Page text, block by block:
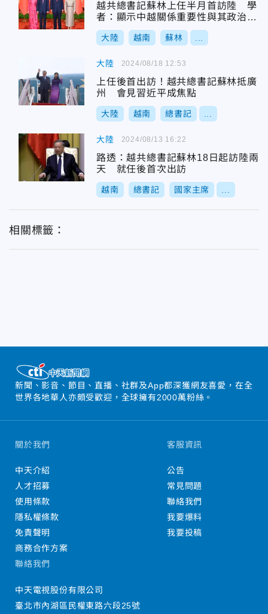
越共總書記蘇林上任半月首訪陸 學
者：顯示中越關係重要性與其政治掌
控力
大陸 越南 蘇林
大陸
上任後首出訪！越共總書記蘇林抵廣
州 會見習近平成焦點
大陸 越南 總書記
2024/08/18 12:53
大陸
路透：越共總書記蘇林18日起訪陸兩
天 就任後首次出訪
越南 總書記 國家主席
2024/08/13 16:22
相關標籤：
新聞、影音、節目、直播、社群及App都深獲網友喜愛，在全
世界各地華人亦頗受歡迎，全球擁有2000萬粉絲。
關於我們
中天介紹
人才招募
使用條款
隱私權條款
免責聲明
商務合作方案
客服資訊
公告
常見問題
聯絡我們
我要爆料
我要投稿
聯絡我們
中天電視股份有限公司
臺北市內湖區民權東路六段25號